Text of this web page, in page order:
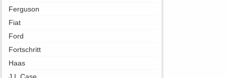
Ferguson
Fiat
Ford
Fortschritt
Haas